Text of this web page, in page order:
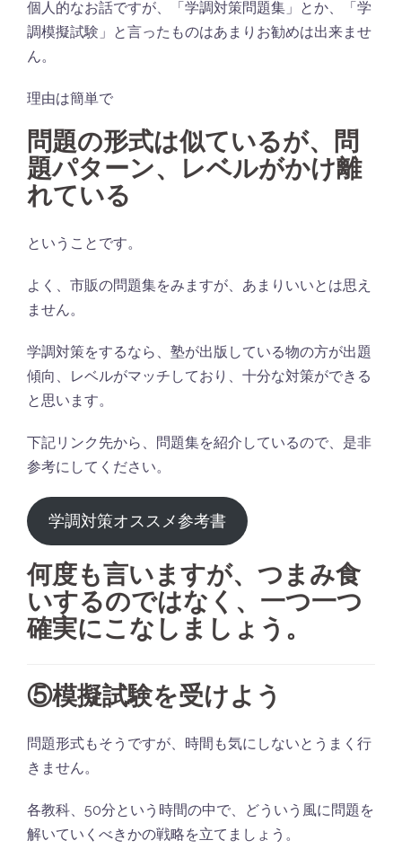
個人的なお話ですが、「学調対策問題集」とか、「学
調模擬試験」と言ったものはあまりお勧めは出来ませ
ん。
理由は簡単で
問題の形式は似ているが、問
題パターン、レベルがかけ離
れている
ということです。
よく、市販の問題集をみますが、あまりいいとは思え
ません。
学調対策をするなら、塾が出版している物の方が出題
傾向、レベルがマッチしており、十分な対策ができる
と思います。
下記リンク先から、問題集を紹介しているので、是非
参考にしてください。
学調対策オススメ参考書
何度も言いますが、つまみ食
いするのではなく、一つ一つ
確実にこなしましょう。
⑤模擬試験を受けよう
問題形式もそうですが、時間も気にしないとうまく行
きません。
各教科、50分という時間の中で、どういう風に問題を
解いていくべきかの戦略を立てましょう。